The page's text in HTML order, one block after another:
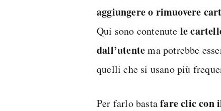
aggiungere o rimuovere
Qui sono contenute le
dall’utentema potrebbe
quelli che si usano più
Per farlo bastafare clic con